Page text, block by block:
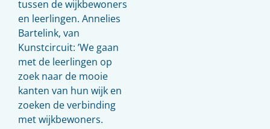
tussen de wijkbewoners
en leerlingen. Annelies
Bartelink, van
Kunstcircuit: ’We gaan
met de leerlingen op
zoek naar de mooie
kanten van hun wijk en
zoeken de verbinding
met wijkbewoners.